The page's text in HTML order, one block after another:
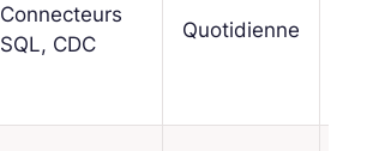
Connecteurs
SQL, CDC
Quotidienne